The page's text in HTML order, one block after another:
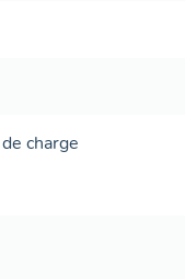
charge